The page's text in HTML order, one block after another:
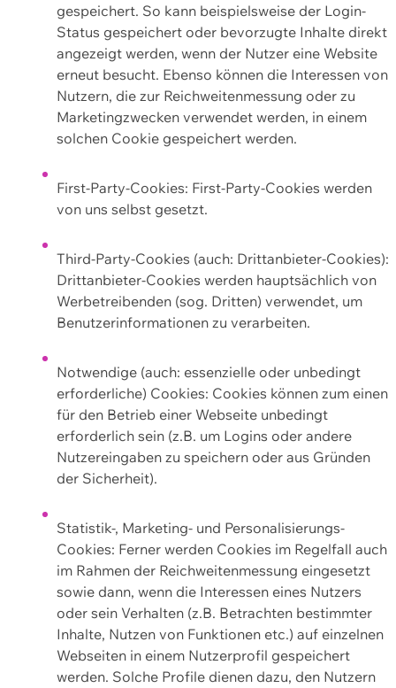
gespeichert. So kann beispielsweise der Login-
Status gespeichert oder bevorzugte Inhalte direkt
angezeigt werden, wenn der Nutzer eine Website
erneut besucht. Ebenso können die Interessen von
Nutzern, die zur Reichweitenmessung oder zu
Marketingzwecken verwendet werden, in einem
solchen Cookie gespeichert werden.
First-Party-Cookies: First-Party-Cookies werden
von uns selbst gesetzt.
Third-Party-Cookies (auch: Drittanbieter-Cookies):
Drittanbieter-Cookies werden hauptsächlich von
Werbetreibenden (sog. Dritten) verwendet, um
Benutzerinformationen zu verarbeiten.
Notwendige (auch: essenzielle oder unbedingt
erforderliche) Cookies: Cookies können zum einen
für den Betrieb einer Webseite unbedingt
erforderlich sein (z.B. um Logins oder andere
Nutzereingaben zu speichern oder aus Gründen
der Sicherheit).
Statistik-, Marketing- und Personalisierungs-
Cookies: Ferner werden Cookies im Regelfall auch
im Rahmen der Reichweitenmessung eingesetzt
sowie dann, wenn die Interessen eines Nutzers
oder sein Verhalten (z.B. Betrachten bestimmter
Inhalte, Nutzen von Funktionen etc.) auf einzelnen
Webseiten in einem Nutzerprofil gespeichert
werden. Solche Profile dienen dazu, den Nutzern